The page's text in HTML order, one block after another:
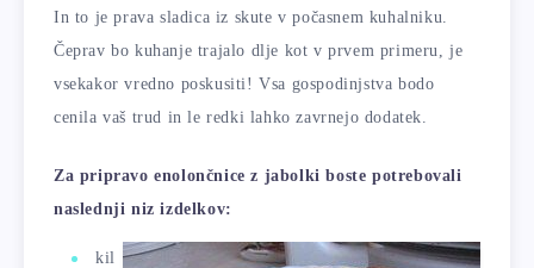
In to je prava sladica iz skute v počasnem kuhalniku.
Čeprav bo kuhanje trajalo dlje kot v prvem primeru, je
vsekakor vredno poskusiti! Vsa gospodinjstva bodo
cenila vaš trud in le redki lahko zavrnejo dodatek.
Za pripravo enolončnice z jabolki boste potrebovali
naslednji niz izdelkov:
kil